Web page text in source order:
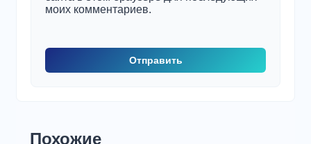
моих комментариев.
Похожие